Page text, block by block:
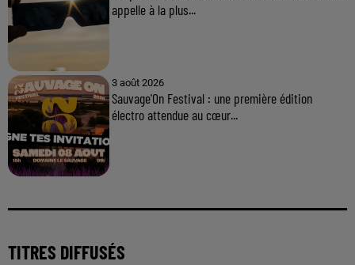
appelle à la plus...
3 août 2026
Sauvage'On Festival : une première édition
électro attendue au cœur...
TITRES DIFFUSÉS